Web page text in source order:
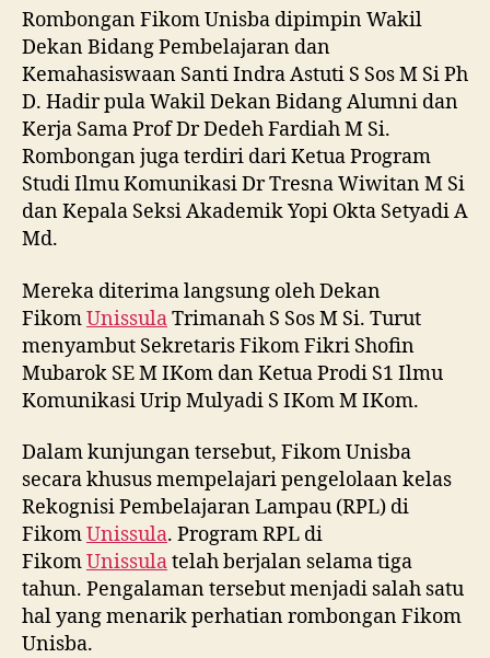
Rombongan Fikom Unisba dipimpin Wakil
Dekan Bidang Pembelajaran dan
Kemahasiswaan Santi Indra Astuti S Sos M Si Ph
D. Hadir pula Wakil Dekan Bidang Alumni dan
Kerja Sama Prof Dr Dedeh Fardiah M Si.
Rombongan juga terdiri dari Ketua Program
Studi Ilmu Komunikasi Dr Tresna Wiwitan M Si
dan Kepala Seksi Akademik Yopi Okta Setyadi A
Md.
Mereka diterima langsung oleh Dekan
FikomUnissulaTrimanah S Sos M Si. Turut
menyambut Sekretaris Fikom Fikri Shofin
Mubarok SE M IKom dan Ketua Prodi S1 Ilmu
Komunikasi Urip Mulyadi S IKom M IKom.
Dalam kunjungan tersebut, Fikom Unisba
secara khusus mempelajari pengelolaan kelas
Rekognisi Pembelajaran Lampau (RPL) di
FikomUnissula. Program RPL di
FikomUnissulatelah berjalan selama tiga
tahun. Pengalaman tersebut menjadi salah satu
hal yang menarik perhatian rombongan Fikom
Unisba.